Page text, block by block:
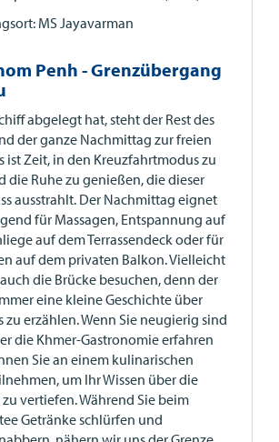
MS Jayavarman
Penh - Grenzübergang
abgelegt hat, steht der Rest des
der ganze Nachmittag zur freien
ist Zeit, in den Kreuzfahrtmodus zu
die Ruhe zu genießen, die dieser
ausstrahlt. Der Nachmittag eignet
für Massagen, Entspannung auf
auf dem Terrassendeck oder für
auf dem privaten Balkon. Vielleicht
die Brücke besuchen, denn der
eine kleine Geschichte über
zu erzählen. Wenn Sie neugierig sind
die Khmer-Gastronomie erfahren
Sie an einem kulinarischen
um Ihr Wissen über die
vertiefen. Während Sie beim
Getränke schlürfen und